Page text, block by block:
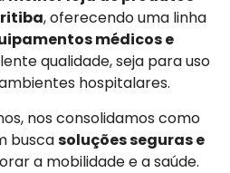
, oferecendo uma linha
médicos e
qualidade, seja para uso
hospitalares.
nos consolidamos como
buscasoluções seguras e
a mobilidade e a saúde.